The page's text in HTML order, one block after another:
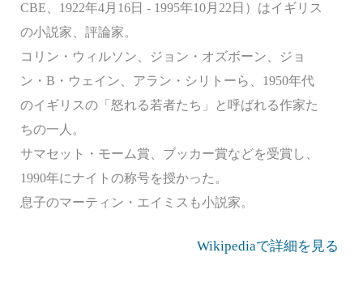
CBE、1922年4月16日 - 1995年10月22日）はイギリス
の小説家、評論家。
コリン・ウィルソン、ジョン・オズボーン、ジョ
ン・B・ウェイン、アラン・シリトーら、1950年代
のイギリスの「怒れる若者たち」と呼ばれる作家た
ちの一人。
サマセット・モーム賞、ブッカー賞などを受賞し、
1990年にナイトの称号を授かった。
息子のマーティン・エイミスも小説家。
Wikipediaで詳細を見る